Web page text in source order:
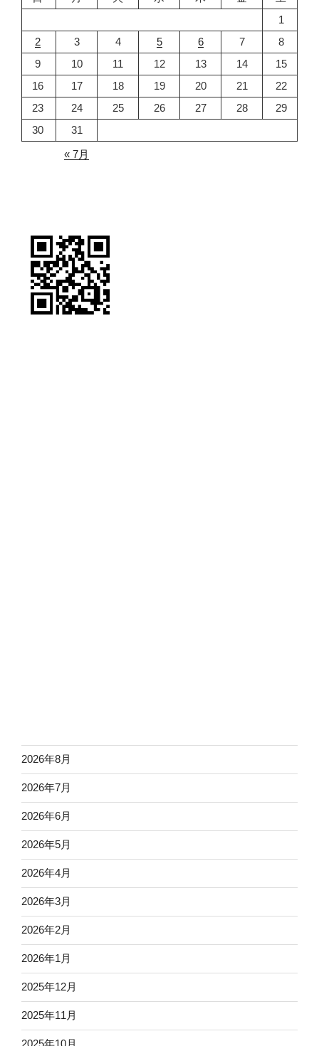
1
2
3 4 5 6 7
8
9
10 11 12 13 14
15
16
17 18 19 20 21
22
23
24 25 26 27 28
29
30
31
« 7月
2026年8月
2026年7月
2026年6月
2026年5月
2026年4月
2026年3月
2026年2月
2026年1月
2025年12月
2025年11月